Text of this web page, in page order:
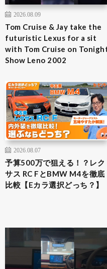
2026.08.09
Tom Cruise & Jay take the
futuristic Lexus for a sit
with Tom Cruise on
Show Leno 2002
2026.08.07
予算500万で狙える！？レク
サス RC FとBMW M4を徹底
比較【Eカラ選択どっち？】